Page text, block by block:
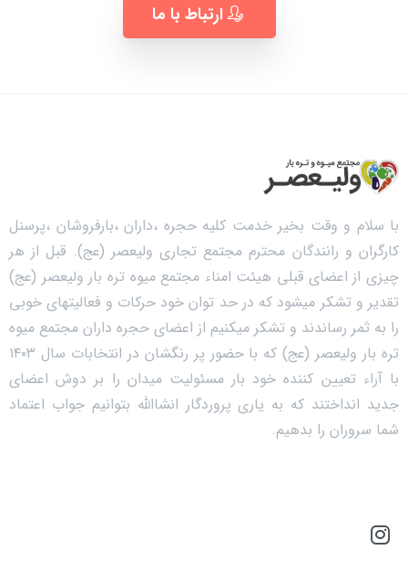
ارتباط با ما
با سلام و وقت بخیر خدمت کلیه حجره ،داران ،بارفروشان ،پرسنل
کارگران و رانندگان محترم مجتمع تجاری ولیعصر (عج). قبل از هر
چیزی از اعضای قبلی هیئت امناء مجتمع میوه تره بار ولیعصر (عج)
تقدیر و تشکر میشود که در حد توان خود حرکات و فعالیتهای خوبی
را به ثمر رساندند و تشکر میکنیم از اعضای حجره داران مجتمع میوه
تره بار ولیعصر (عج) که با حضور پر رنگشان در انتخابات سال ۱۴۰۳
با آراء تعیین کننده خود بار مسئولیت میدان را بر دوش اعضای
جدید انداختند که به یاری پروردگار انشاالله بتوانیم جواب اعتماد
شما سروران را بدهیم.